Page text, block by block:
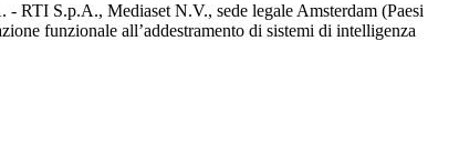
RTI S.p.A., Mediaset N.V., sede legale Amsterdam (Paesi
funzionale all’addestramento di sistemi di intelligenza